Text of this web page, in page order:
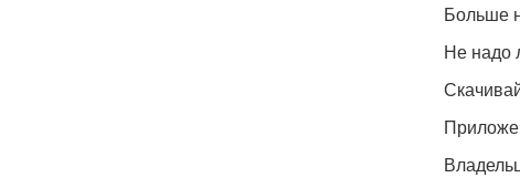
Больше
Не надо